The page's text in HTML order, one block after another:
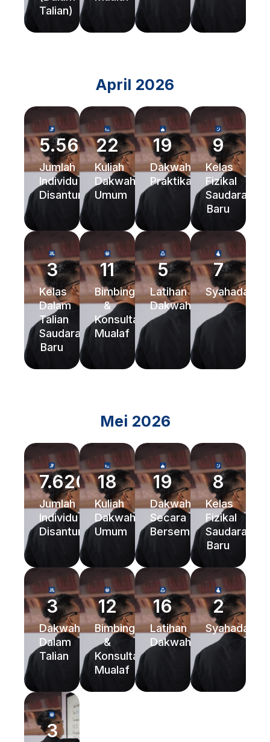
Talian)
April 2026
5.562
Jumlah
Individu
Disantuni
22
Kuliah
Dakwah
Umum
19
Dakwah
Praktikal
9
Kelas
Fizikal
Saudara
Baru
3
Kelas
Dalam
Talian
Saudara
Baru
11
Bimbingan
&
Konsultasi
Mualaf
5
Latihan
Dakwah
7
Syahadah
Mei 2026
7.620
Jumlah
Individu
Disantuni
18
Kuliah
Dakwah
Umum
19
Dakwah
Secara
Bersemuka
8
Kelas
Fizikal
Saudara
Baru
3
Dakwah
Dalam
Talian
12
Bimbingan
&
Konsultasi
Mualaf
16
Latihan
Dakwah
2
Syahadah
3